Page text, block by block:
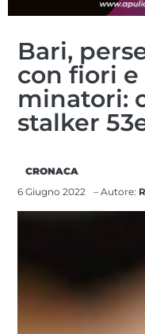
Bari,
con fiori
minatori:
stalker
CRONACA
6 Giugno 2022
– Autore: